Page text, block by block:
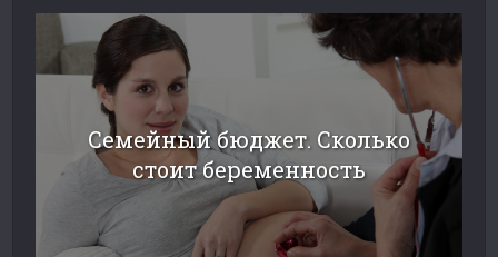
Семейный бюджет. Сколько
стоит беременность